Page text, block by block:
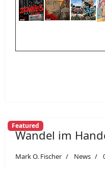
Featured
Wandel im
Mark O. Fischer News